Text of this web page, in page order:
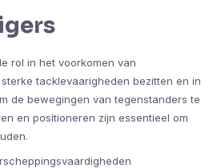
rol in het voorkomen van
tacklevaarigheden bezitten en in
de bewegingen van tegenstanders te
en positioneren zijn essentieel om